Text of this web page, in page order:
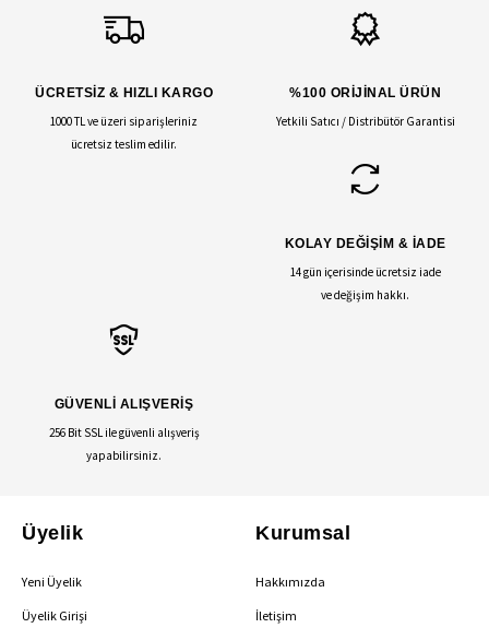
ÜCRETSİZ & HIZLI KARGO
1000 TL ve üzeri siparişleriniz
ücretsiz teslim edilir.
%100 ORİJİNAL ÜRÜN
Yetkili Satıcı / Distribütör Garantisi
KOLAY DEĞİŞİM & İADE
14 gün içerisinde ücretsiz iade
ve değişim hakkı.
GÜVENLİ ALIŞVERİŞ
256 Bit SSL ile güvenli alışveriş
yapabilirsiniz.
Üyelik
Yeni Üyelik
Üyelik Girişi
Kurumsal
Hakkımızda
İletişim